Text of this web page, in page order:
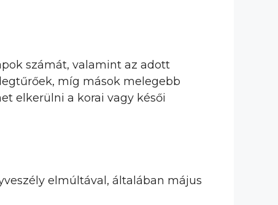
számát, valamint az adott
míg mások melegebb
elkerülni a korai vagy késői
elmúltával, általában május